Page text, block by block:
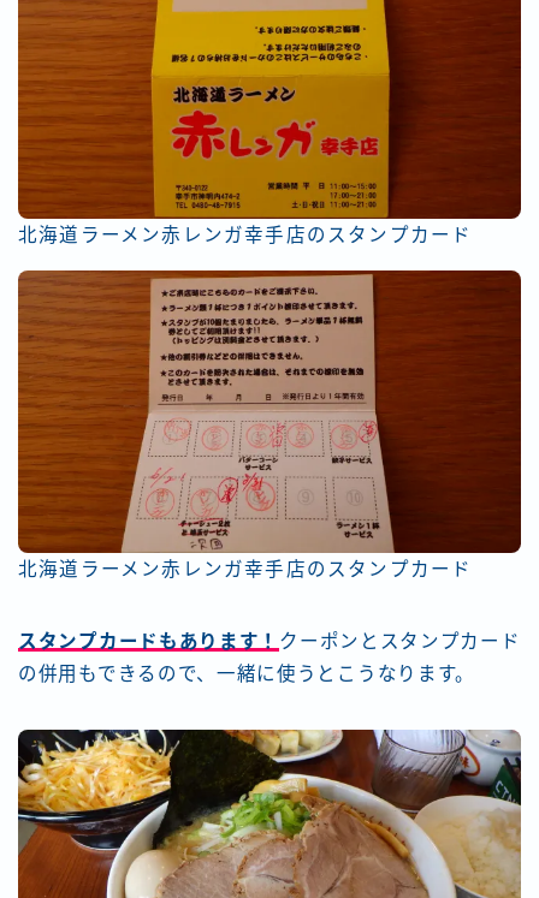
北海道ラーメン赤レンガ幸手店のスタンプカード
北海道ラーメン赤レンガ幸手店のスタンプカード
スタンプカードもあります！ クーポンとスタンプカード
の併用もできるので、一緒に使うとこうなります。